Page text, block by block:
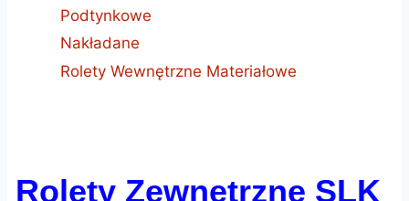
Podtynkowe
Nakładane
Rolety Wewnętrzne Materiałowe
Rolety Zewnętrzne SLK